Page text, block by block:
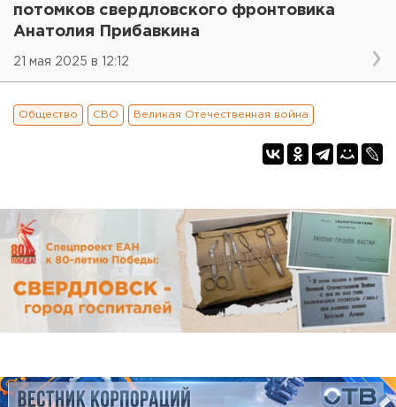
потомков свердловского фронтовика
Анатолия Прибавкина
21 мая 2025 в 12:12
Общество СВО Великая Отечественная война